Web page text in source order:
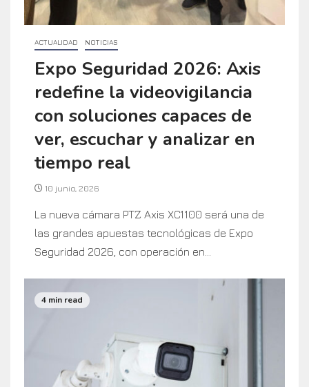
ACTUALIDAD NOTICIAS
Expo Seguridad 2026: Axis
redefine la videovigilancia
con soluciones capaces de
ver, escuchar y analizar en
tiempo real
10 junio, 2026
La nueva cámara PTZ Axis XC1100 será una de
las grandes apuestas tecnológicas de Expo
Seguridad 2026, con operación en...
4 min read